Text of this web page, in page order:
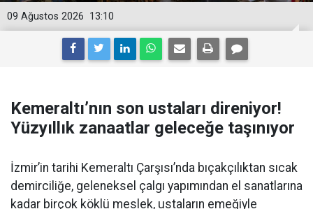
13:10
09 Ağustos 2026
Kemeraltı’nın son ustaları direniyor!
Yüzyıllık zanaatlar geleceğe taşınıyor
İzmir’in tarihi Kemeraltı Çarşısı’nda bıçakçılıktan sıcak
demirciliğe, geleneksel çalgı yapımından el sanatlarına
kadar birçok köklü meslek, ustaların emeğiyle